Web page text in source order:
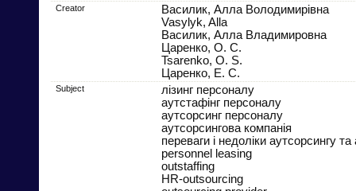
Creator
Василик, Алла Володимирівна
Vasylyk, Alla
Василик, Алла Владимировна
Царенко, О. С.
Tsarenko, O. S.
Царенко, Е. С.
Subject
лізинг персоналу
аутстафінг персоналу
аутсорсинг персоналу
аутсорсингова компанія
переваги і недоліки аутсорсингу та
personnel leasing
outstaffing
HR-outsourcing